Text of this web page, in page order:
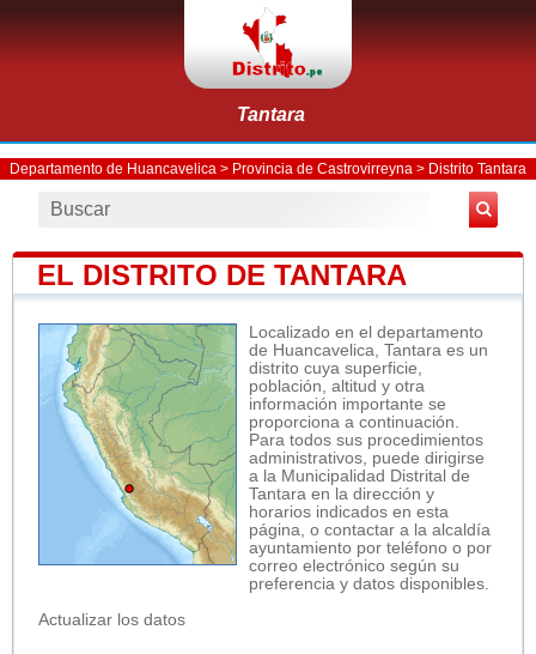
Tantara
Departamento de Huancavelica > Provincia de Castrovirreyna > Distrito Tantara
EL DISTRITO DE TANTARA
Localizado en el departamento
de Huancavelica, Tantara es un
distrito cuya superficie,
población, altitud y otra
información importante se
proporciona a continuación.
Para todos sus procedimientos
administrativos, puede dirigirse
a la Municipalidad Distrital de
Tantara en la dirección y
horarios indicados en esta
página, o contactar a la alcaldía
ayuntamiento por teléfono o por
correo electrónico según su
preferencia y datos disponibles.
Actualizar los datos